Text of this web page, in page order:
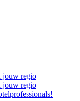
jouw regio
jouw regio